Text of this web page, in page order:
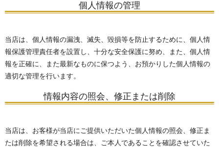
個人情報の管理
当店は、個人情報の漏洩、滅失、毀損等を防止するために、個人情
報保護管理責任者を設置し、十分な安全保護に努め、また、個人情
報を正確に、また最新なものに保つよう、お預かりした個人情報の
適切な管理を行います。
情報内容の照会、修正または削除
当店は、お客様が当店にご提供いただいた個人情報の照会、修正ま
たは削除を希望される場合は、ご本人であることを確認させていた